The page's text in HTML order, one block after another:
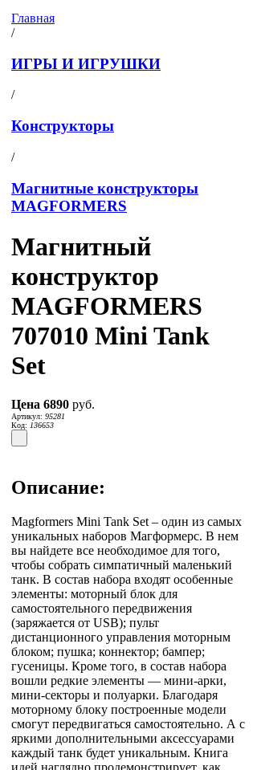
Главная
/
ИГРЫ И ИГРУШКИ
/
Конструкторы
/
Магнитные конструкторы
MAGFORMERS
Магнитный
конструктор
MAGFORMERS
707010 Mini Tank
Set
Цена 6890 руб.
Артикул: 95281
Код: 136653
Описание:
Magformers Mini Tank Set – один из самых
уникальных наборов Магформерс. В нем
вы найдете все необходимое для того,
чтобы собрать симпатичный маленький
танк. В состав набора входят особенные
элементы: моторный блок для
самостоятельного передвижения
(заряжается от USB); пульт
дистанционного управления моторным
блоком; пушка; коннектор; бампер;
гусеницы. Кроме того, в состав набора
вошли редкие элементы — мини-арки,
мини-секторы и полуарки. Благодаря
моторному блоку построенные модели
смогут передвигаться самостоятельно. А с
яркими дополнительными аксессуарами
каждый танк будет уникальным. Книга